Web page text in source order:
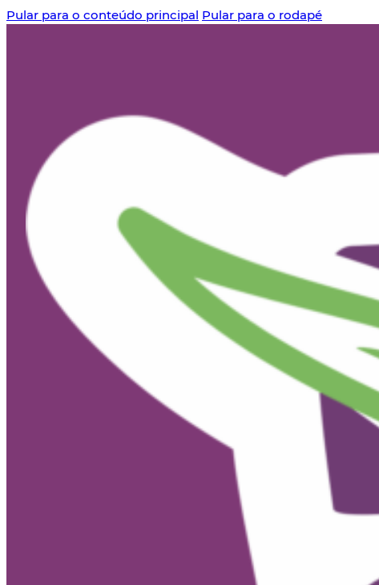
Pular para o conteúdo principal Pular para o rodapé